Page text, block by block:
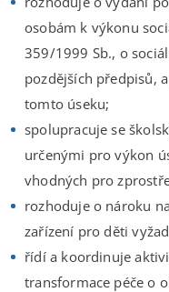
osobám k výkonu
359/1999 Sb., o
pozdějších předpisů,
tomto úseku;
spolupracuje se
určenými pro výkon
vhodných pro
rozhoduje o nároku
zařízení pro děti
řídí a koordinuje
transformace péče o